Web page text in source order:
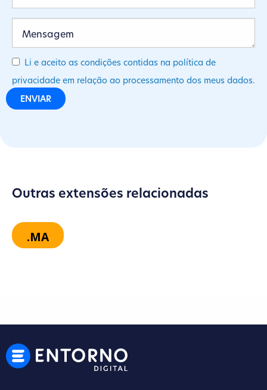
Li e aceito as condições contidas na política de
privacidade em relação ao processamento dos meus dados.
Outras extensões relacionadas
.MA